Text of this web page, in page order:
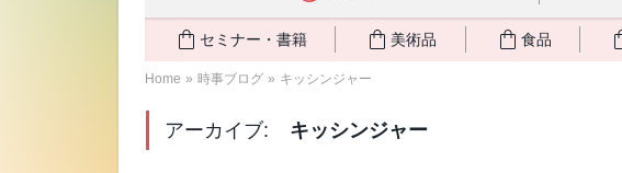
セミナー・書籍 美術品 食品
Home » 時事ブログ » キッシンジャー
アーカイブ: キッシンジャー